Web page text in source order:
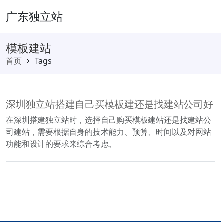
广东独立站
模板建站
首页 Tags
深圳独立站搭建自己买模板建还是找建站公司好
在深圳搭建独立站时，选择自己购买模板建站还是找建站公
司建站，需要根据自身的技术能力、预算、时间以及对网站
功能和设计的要求来综合考虑。